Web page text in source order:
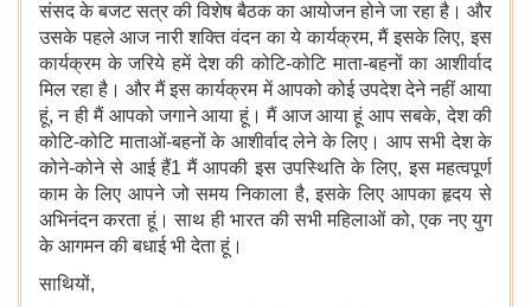
संसद के बजट सत्र की विशेष बैठक का आयोजन होने जा रहा है। और
उसके पहले आज नारी शक्ति वंदन का ये कार्यक्रम, मैं इसके लिए, इस
कार्यक्रम के जरिये हमें देश की कोटि-कोटि माता-बहनों का आशीर्वाद
मिल रहा है। और मैं इस कार्यक्रम में आपको कोई उपदेश देने नहीं आया
हूं, न ही मैं आपको जगाने आया हूं। मैं आज आया हूं आप सबके, देश की
कोटि-कोटि माताओं-बहनों के आशीर्वाद लेने के लिए। आप सभी देश के
कोने-कोने से आई हैं1 मैं आपकी इस उपस्थिति के लिए, इस महत्वपूर्ण
काम के लिए आपने जो समय निकाला है, इसके लिए आपका हृदय से
अभिनंदन करता हूं। साथ ही भारत की सभी महिलाओं को, एक नए युग
के आगमन की बधाई भी देता हूं।
साथियों,